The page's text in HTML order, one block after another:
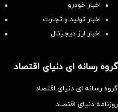
اخبار خودرو
اخبار تولید و تجارت
اخبار ارز دیجیتال
گروه رسانه ای دنیای اقتصاد
گروه رسانه ای دنیای اقتصاد
روزنامه دنیای اقتصاد